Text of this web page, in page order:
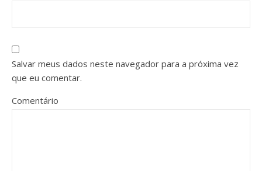
Salvar meus dados neste navegador para a próxima vez
que eu comentar.
Comentário